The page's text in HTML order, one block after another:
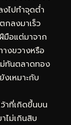
ไปทำจุดต่ำ
กลงมาเร็ว
มือแต่มาจาก
างขวางหรือ
ม่ทันตลาดทอง
เหมาะกับ
าที่เกิดขึ้นบน
ไม่เกินสิบ